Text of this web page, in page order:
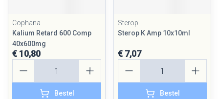
Cophana
Kalium Retard 600 Comp
40x600mg
€ 10,80
Bestel
Sterop
Sterop K Amp 10x10ml
€ 7,07
Bestel